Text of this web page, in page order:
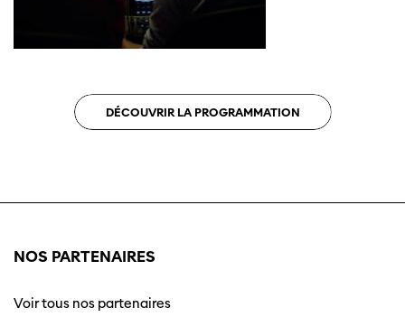
DÉCOUVRIR LA PROGRAMMATION
NOS PARTENAIRES
Voir tous nos partenaires